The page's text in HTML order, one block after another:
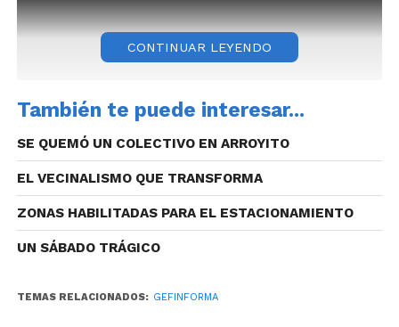
CONTINUAR LEYENDO
También te puede interesar...
SE QUEMÓ UN COLECTIVO EN ARROYITO
EL VECINALISMO QUE TRANSFORMA
ZONAS HABILITADAS PARA EL ESTACIONAMIENTO
UN SÁBADO TRÁGICO
TEMAS RELACIONADOS: GEFINFORMA